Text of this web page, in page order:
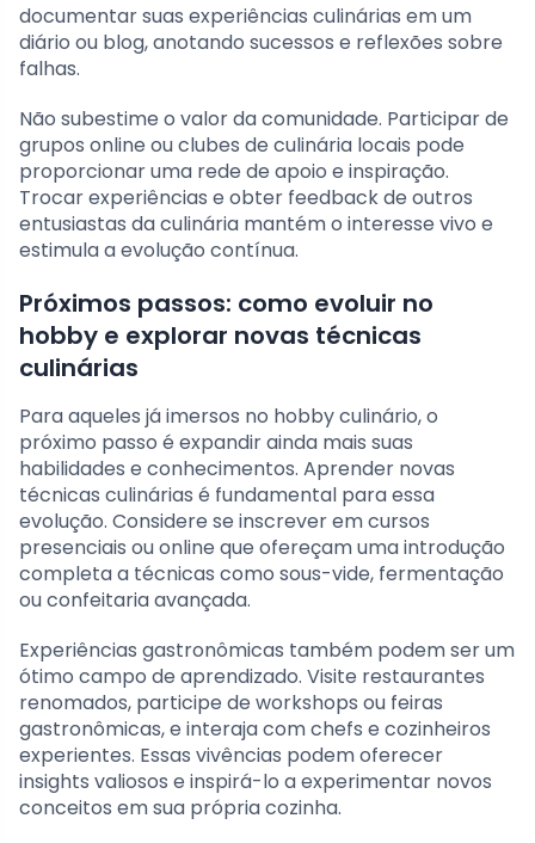
documentar suas experiências culinárias em um
diário ou blog, anotando sucessos e reflexões sobre
falhas.
Não subestime o valor da comunidade. Participar de
grupos online ou clubes de culinária locais pode
proporcionar uma rede de apoio e inspiração.
Trocar experiências e obter feedback de outros
entusiastas da culinária mantém o interesse vivo e
estimula a evolução contínua.
Próximos passos: como evoluir no
hobby e explorar novas técnicas
culinárias
Para aqueles já imersos no hobby culinário, o
próximo passo é expandir ainda mais suas
habilidades e conhecimentos. Aprender novas
técnicas culinárias é fundamental para essa
evolução. Considere se inscrever em cursos
presenciais ou online que ofereçam uma introdução
completa a técnicas como sous-vide, fermentação
ou confeitaria avançada.
Experiências gastronômicas também podem ser um
ótimo campo de aprendizado. Visite restaurantes
renomados, participe de workshops ou feiras
gastronômicas, e interaja com chefs e cozinheiros
experientes. Essas vivências podem oferecer
insights valiosos e inspirá-lo a experimentar novos
conceitos em sua própria cozinha.